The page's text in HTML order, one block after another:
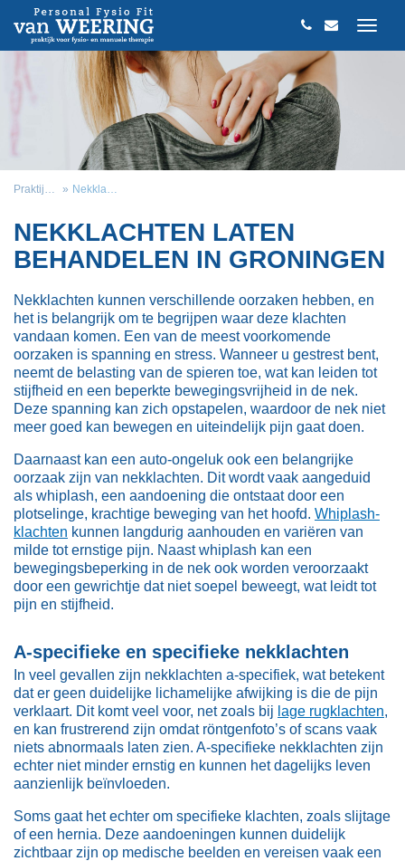
NEKKLACHTEN LATEN
BEHANDELEN IN GRONINGEN
Nekklachten kunnen verschillende oorzaken hebben, en
het is belangrijk om te begrijpen waar deze klachten
vandaan komen. Een van de meest voorkomende
oorzaken is spanning en stress. Wanneer u gestrest bent,
neemt de belasting van de spieren toe, wat kan leiden tot
stijfheid en een beperkte bewegingsvrijheid in de nek.
Deze spanning kan zich opstapelen, waardoor de nek niet
meer goed kan bewegen en uiteindelijk pijn gaat doen.
Daarnaast kan een auto-ongeluk ook een belangrijke
oorzaak zijn van nekklachten. Dit wordt vaak aangeduid
als whiplash, een aandoening die ontstaat door een
plotselinge, krachtige beweging van het hoofd. Whiplash-
klachten kunnen langdurig aanhouden en variëren van
milde tot ernstige pijn. Naast whiplash kan een
bewegingsbeperking in de nek ook worden veroorzaakt
door een gewrichtje dat niet soepel beweegt, wat leidt tot
pijn en stijfheid.
A-specifieke en specifieke nekklachten
In veel gevallen zijn nekklachten a-specifiek, wat betekent
dat er geen duidelijke lichamelijke afwijking is die de pijn
verklaart. Dit komt veel voor, net zoals bij lage rugklachten,
en kan frustrerend zijn omdat röntgenfoto’s of scans vaak
niets abnormaals laten zien. A-specifieke nekklachten zijn
echter niet minder ernstig en kunnen het dagelijks leven
aanzienlijk beïnvloeden.
Soms gaat het echter om specifieke klachten, zoals slijtage
of een hernia. Deze aandoeningen kunnen duidelijk
zichtbaar zijn op medische beelden en vereisen vaak een